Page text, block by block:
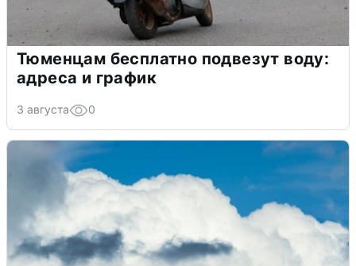
Тюменцам бесплатно подвезут воду:
адреса и график
3 августа 0